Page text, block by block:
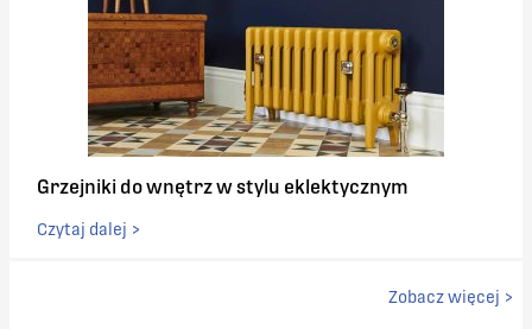
Grzejniki do wnętrz w stylu eklektycznym
Czytaj dalej >
Zobacz więcej >